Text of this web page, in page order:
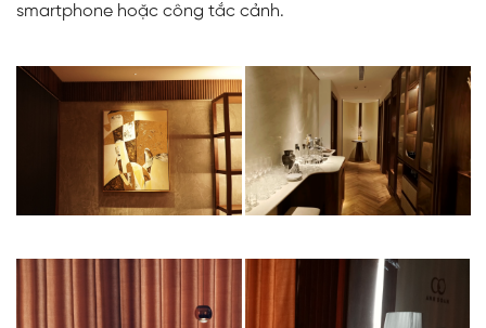
smartphone hoặc công tắc cảnh.